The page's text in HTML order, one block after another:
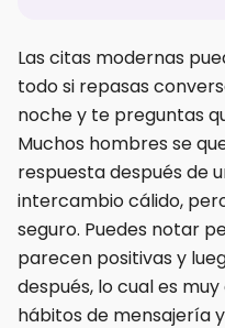
Las citas modernas
todo si repasas
noche y te preguntas
Muchos hombres se
respuesta después de
intercambio cálido,
seguro. Puedes notar
parecen positivas y
después, lo cual es
hábitos de mensajería